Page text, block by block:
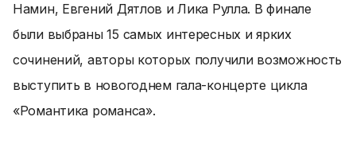
Намин, Евгений Дятлов и Лика Рулла. В финале
были выбраны 15 самых интересных и ярких
сочинений, авторы которых получили возможность
выступить в новогоднем гала-концерте цикла
«Романтика романса».